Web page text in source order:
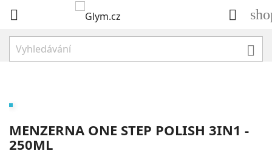
 

MENZERNA ONE STEP POLISH 3IN1 -
250ML